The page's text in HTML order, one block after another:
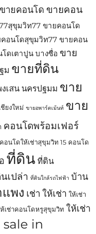
ขายคอนโด ขายคอน
สุขุมวิท77 ขายคอนโด
อนโดสุขุมวิท77 ขายคอน
ดเตาปูน บางซื่อ ขาย
ม ขายที่ดิน
เสน นครปฐมม ขาย
ยงใหม่ ขายอพาร์ตเม้นท์ ขาย
คอนโดพร้อมเฟอร์
คอนโดให้เช่าสุขุมวิท 15 คอนโด
ที่ดิน ที่ดิน
เปล่า ที่ดินใกล้รถไฟฟ้า บ้าน
พง เช่า ให้เช่า ให้เช่า
เช่าคอนโดหรูสุขุมวิท ให้เช่า
in